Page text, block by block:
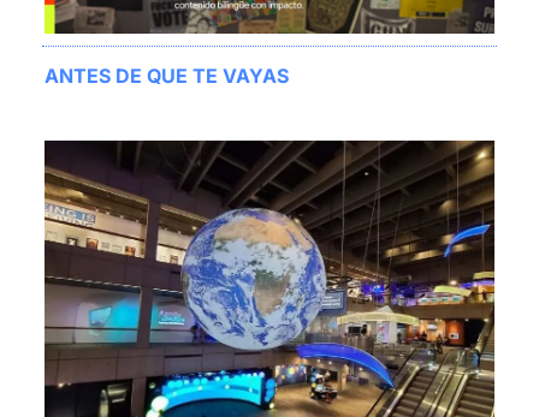
ANTES DE QUE TE VAYAS